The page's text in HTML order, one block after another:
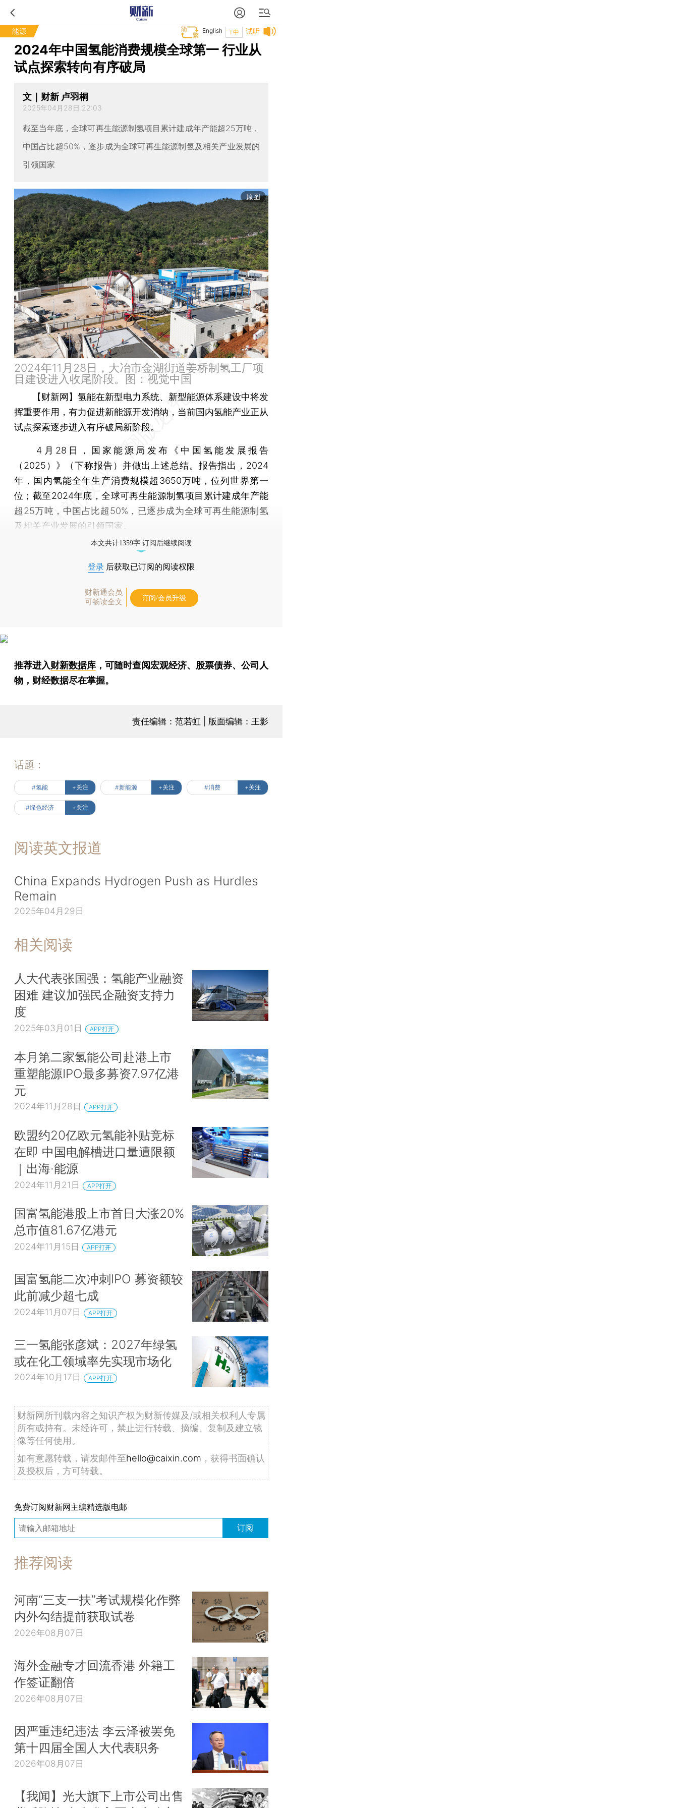
能源 试听
T中
English
2024年中国氢能消费规模全球第一 行业从
试点探索转向有序破局
文｜财新 卢羽桐
2025年04月28日 22:03
截至当年底，全球可再生能源制氢项目累计建成年产能超25万吨，
中国占比超50%，逐步成为全球可再生能源制氢及相关产业发展的
引领国家
原图
2024年11月28日，大冶市金湖街道姜桥制氢工厂项
目建设进入收尾阶段。图：视觉中国
【财新网】 氢能在新型电力系统、新型能源体系建设中将发
挥重要作用，有力促进新能源开发消纳，当前国内氢能产业正从
试点探索逐步进入有序破局新阶段。
4月28日，国家能源局发布《中国氢能发展报告
（2025）》（下称报告）并做出上述总结。报告指出，2024
年，国内氢能全年生产消费规模超3650万吨，位列世界第一
位；截至2024年底，全球可再生能源制氢项目累计建成年产能
超25万吨，中国占比超50%，已逐步成为全球可再生能源制氢
及相关产业发展的引领国家。
本文共计1359字 订阅后继续阅读
登录 后获取已订阅的阅读权限
财新通会员
可畅读全文
订阅/会员升级
推荐进入财新数据库 ，可随时查阅宏观经济、股票债券、公司人
物，财经数据尽在掌握。
责任编辑：范若虹 | 版面编辑：王影
话题：
#氢能 +关注 #新能源 +关注 #消费 +关注
#绿色经济 +关注
阅读英文报道
China Expands Hydrogen Push as Hurdles
Remain
2025年04月29日
相关阅读
人大代表张国强：氢能产业融资
困难 建议加强民企融资支持力
度
2025年03月01日 APP打开
本月第二家氢能公司赴港上市
重塑能源IPO最多募资7.97亿港
元
2024年11月28日 APP打开
欧盟约20亿欧元氢能补贴竞标
在即 中国电解槽进口量遭限额
｜出海·能源
2024年11月21日 APP打开
国富氢能港股上市首日大涨20%
总市值81.67亿港元
2024年11月15日 APP打开
国富氢能二次冲刺IPO 募资额较
此前减少超七成
2024年11月07日 APP打开
三一氢能张彦斌：2027年绿氢
或在化工领域率先实现市场化
2024年10月17日 APP打开
财新网所刊载内容之知识产权为财新传媒及/或相关权利人专属
所有或持有。未经许可，禁止进行转载、摘编、复制及建立镜
像等任何使用。
如有意愿转载，请发邮件至hello@caixin.com ，获得书面确认
及授权后，方可转载。
免费订阅财新网主编精选版电邮
订阅
推荐阅读
河南“三支一扶”考试规模化作弊
内外勾结提前获取试卷
2026年08月07日
海外金融专才回流香港 外籍工
作签证翻倍
2026年08月07日
因严重违纪违法 李云泽被罢免
第十四届全国人大代表职务
2026年08月07日
【我闻】光大旗下上市公司出售